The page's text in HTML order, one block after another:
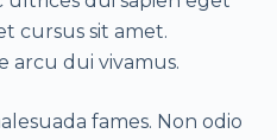
cursus sit amet.
arcu dui vivamus.
fames. Non odio